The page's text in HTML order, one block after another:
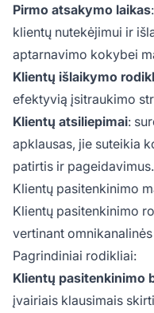
Pirmo atsakymo laikas
klientų nutekėjimui ir
aptarnavimo kokybei
Klientų išlaikymo
efektyvią įsitraukimo
Klientų atsiliepimai:
apklausas, jie suteikia
patirtis ir pageidavimus.
Klientų pasitenkinimo
Klientų pasitenkinimo
vertinant
Pagrindiniai rodikliai:
Klientų pasitenkinimo
įvairiais klausimais